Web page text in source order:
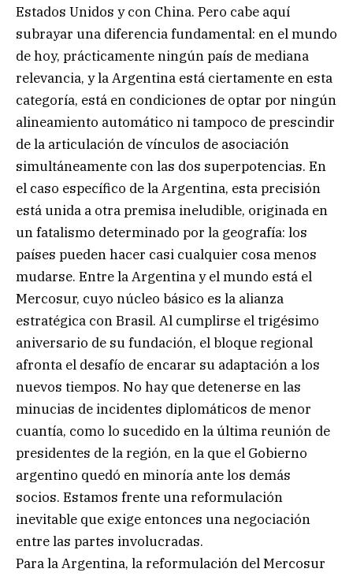
Estados Unidos y con China. Pero cabe aquí
subrayar una diferencia fundamental: en el mundo
de hoy, prácticamente ningún país de mediana
relevancia, y la Argentina está ciertamente en esta
categoría, está en condiciones de optar por ningún
alineamiento automático ni tampoco de prescindir
de la articulación de vínculos de asociación
simultáneamente con las dos superpotencias. En
el caso específico de la Argentina, esta precisión
está unida a otra premisa ineludible, originada en
un fatalismo determinado por la geografía: los
países pueden hacer casi cualquier cosa menos
mudarse. Entre la Argentina y el mundo está el
Mercosur, cuyo núcleo básico es la alianza
estratégica con Brasil. Al cumplirse el trigésimo
aniversario de su fundación, el bloque regional
afronta el desafío de encarar su adaptación a los
nuevos tiempos. No hay que detenerse en las
minucias de incidentes diplomáticos de menor
cuantía, como lo sucedido en la última reunión de
presidentes de la región, en la que el Gobierno
argentino quedó en minoría ante los demás
socios. Estamos frente una reformulación
inevitable que exige entonces una negociación
entre las partes involucradas.
Para la Argentina, la reformulación del Mercosur